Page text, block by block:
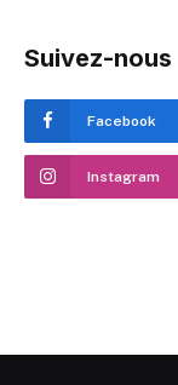
Suivez-nous
Facebook
Instagram